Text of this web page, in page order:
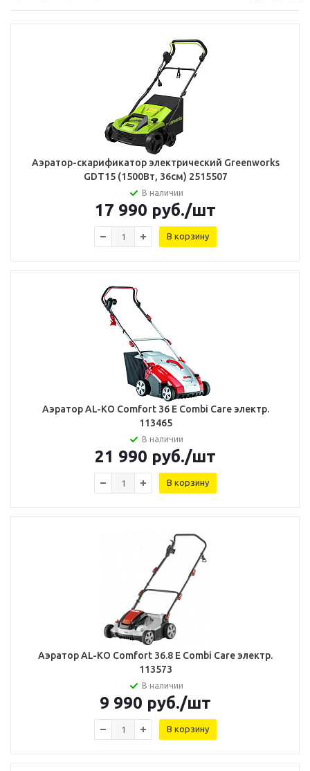
Аэратор-скарификатор электрический Greenworks
GDT15 (1500Вт, 36см) 2515507
В наличии
17 990 руб./шт
В корзину
Аэратор AL-KO Comfort 36 E Combi Care электр.
113465
В наличии
21 990 руб./шт
В корзину
Аэратор AL-KO Comfort 36.8 E Combi Care электр.
113573
В наличии
9 990 руб./шт
В корзину